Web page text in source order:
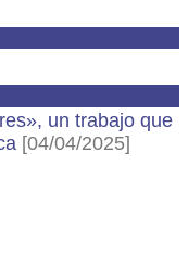
un trabajo que
[04/04/2025]